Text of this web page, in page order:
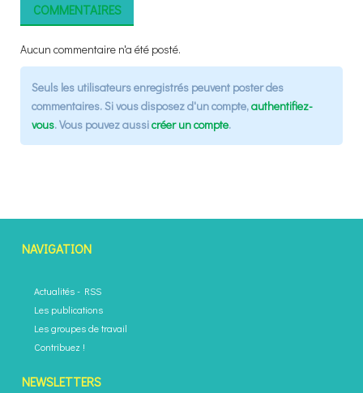
COMMENTAIRES
Aucun commentaire n'a été posté.
Seuls les utilisateurs enregistrés peuvent poster des
commentaires. Si vous disposez d'un compte,authentifiez-
vous. Vous pouvez aussicréer un compte.
NAVIGATION
Actualités- RSS
Les publications
Les groupes de travail
Contribuez !
NEWSLETTERS